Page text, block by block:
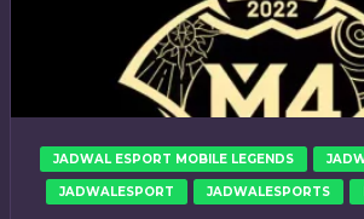
JADWAL ESPORT MOBILE LEGENDS
JADWALESPORT JADWALESPORTS